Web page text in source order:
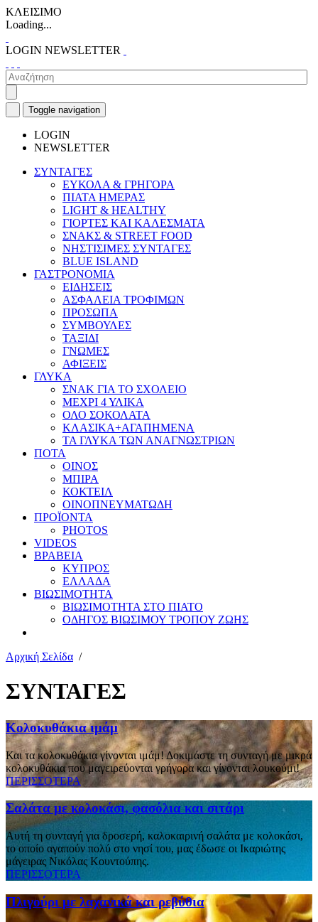
ΚΛΕΙΣΙΜΟ
Loading...
LOGIN NEWSLETTER
Toggle navigation
LOGIN
NEWSLETTER
ΣΥΝΤΑΓΕΣ
ΕΥΚΟΛΑ & ΓΡΗΓΟΡΑ
ΠΙΑΤΑ ΗΜΕΡΑΣ
LIGHT & HEALTHY
ΓΙΟΡΤΕΣ ΚΑΙ ΚΑΛΕΣΜΑΤΑ
ΣΝΑΚΣ & STREET FOOD
ΝΗΣΤΙΣΙΜΕΣ ΣΥΝΤΑΓΕΣ
BLUE ISLAND
ΓΑΣΤΡΟΝΟΜΙΑ
ΕΙΔΗΣΕΙΣ
ΑΣΦΑΛΕΙΑ ΤΡΟΦΙΜΩΝ
ΠΡΟΣΩΠΑ
ΣΥΜΒΟΥΛΕΣ
ΤΑΞΙΔΙ
ΓΝΩΜΕΣ
ΑΦΙΞΕΙΣ
ΓΛΥΚΑ
ΣΝΑΚ ΓΙΑ ΤΟ ΣΧΟΛΕΙΟ
ΜΕΧΡΙ 4 ΥΛΙΚΑ
ΟΛΟ ΣΟΚΟΛΑΤΑ
ΚΛΑΣΙΚΑ+ΑΓΑΠΗΜΕΝΑ
ΤΑ ΓΛΥΚΑ ΤΩΝ ΑΝΑΓΝΩΣΤΡΙΩΝ
ΠΟΤΑ
ΟΙΝΟΣ
ΜΠΙΡΑ
ΚΟΚΤΕΙΛ
ΟΙΝΟΠΝΕΥΜΑΤΩΔΗ
ΠΡΟΪΟΝΤΑ
PHOTOS
VIDEOS
ΒΡΑΒΕΙΑ
ΚΥΠΡΟΣ
ΕΛΛΑΔΑ
ΒΙΩΣΙΜΟΤΗΤΑ
ΒΙΩΣΙΜΟΤΗΤΑ ΣΤΟ ΠΙΑΤΟ
ΟΔΗΓΟΣ ΒΙΩΣΙΜΟΥ ΤΡΟΠΟΥ ΖΩΗΣ
Αρχική Σελίδα /
ΣΥΝΤΑΓΕΣ
Κολοκυθάκια ιμάμ
Και τα κολοκυθάκια γίνονται ιμάμ! Δοκιμάστε τη συνταγή με μικρά
κολοκυθάκια που μαγειρεύονται γρήγορα και γίνονται λουκούμι!
ΠΕΡΙΣΣΟΤΕΡΑ
Σαλάτα με κολοκάσι, φασόλια και σιτάρι
Αυτή τη συνταγή για δροσερή, καλοκαιρινή σαλάτα με κολοκάσι,
το οποίο αγαπούν πολύ στο νησί του, μας έδωσε οι Ικαριώτης
μάγειρας Νικόλας Κουντούπης.
ΠΕΡΙΣΣΟΤΕΡΑ
Πλιγούρι με λαχανικά και ρεβύθια